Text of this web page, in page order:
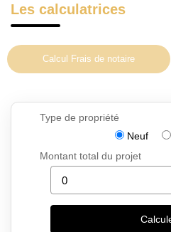
Les calculatrices
Calcul Frais de notaire